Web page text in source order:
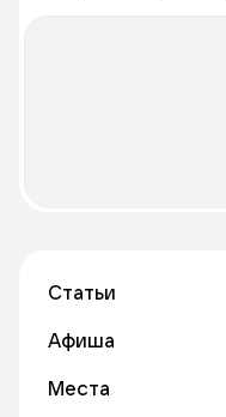
Статьи
Афиша
Места